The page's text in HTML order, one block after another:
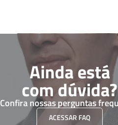
Ainda está
com dúvida?
Confira nossas perguntas
ACESSAR FAQ